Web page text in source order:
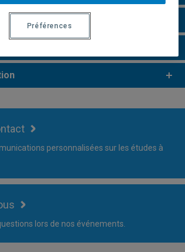
d'admission
personnalisées sur les études à
lors de nos événements.
Préférences